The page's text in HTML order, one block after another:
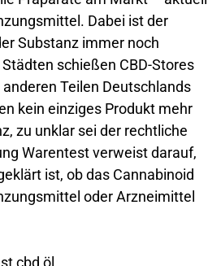
Dabei ist der
Substanz immer noch
schießen CBD-Stores
Teilen Deutschlands
kein einziges Produkt mehr
zu unklar sei der rechtliche
Warentest verweist darauf,
ist, ob das Cannabinoid
oder Arzneimittel